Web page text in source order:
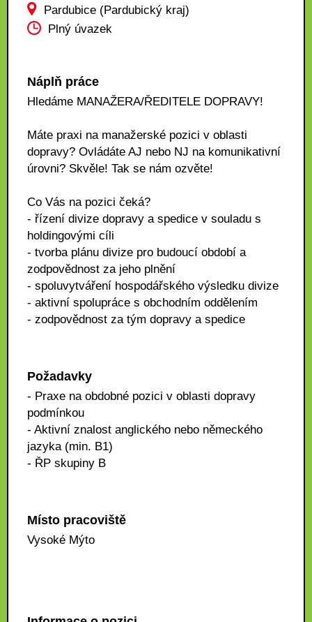
Pardubice (Pardubický kraj)
Plný úvazek
Náplň práce
Hledáme MANAŽERA/ŘEDITELE DOPRAVY!
Máte praxi na manažerské pozici v oblasti
dopravy? Ovládáte AJ nebo NJ na komunikativní
úrovni? Skvěle! Tak se nám ozvěte!
Co Vás na pozici čeká?
- řízení divize dopravy a spedice v souladu s
holdingovými cíli
- tvorba plánu divize pro budoucí období a
zodpovědnost za jeho plnění
- spoluvytváření hospodářského výsledku divize
- aktivní spolupráce s obchodním oddělením
- zodpovědnost za tým dopravy a spedice
Požadavky
- Praxe na obdobné pozici v oblasti dopravy
podmínkou
- Aktivní znalost anglického nebo německého
jazyka (min. B1)
- ŘP skupiny B
Místo pracoviště
Vysoké Mýto